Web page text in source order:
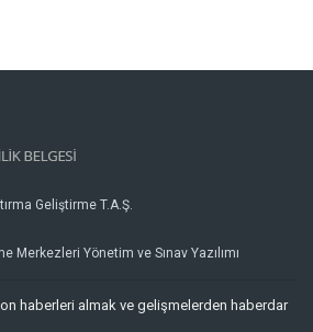
Geliştirme T.A.Ş.
Merkezleri Yönetim ve Sınav Yazılımı
haberleri almak ve gelişmelerden haberdar